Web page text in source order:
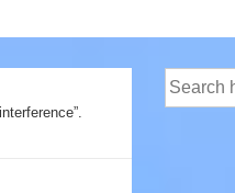
Search
for: